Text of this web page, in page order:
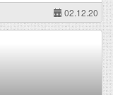
02.12.20